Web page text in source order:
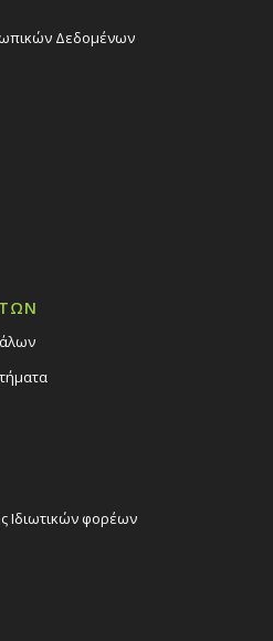
Δεδομένων
Ιδιωτικών φορέων